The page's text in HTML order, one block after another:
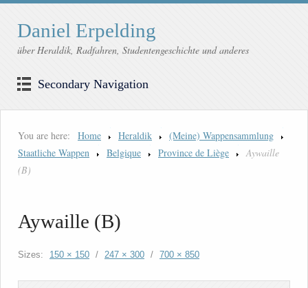
Daniel Erpelding
über Heraldik, Radfahren, Studentengeschichte und anderes
Secondary Navigation
You are here: Home Heraldik
(Meine) Wappensammlung
Staatliche Wappen
Belgique Province de Liège
Aywaille
(B)
Aywaille (B)
Sizes: 150 × 150 / 247 × 300 / 700 × 850